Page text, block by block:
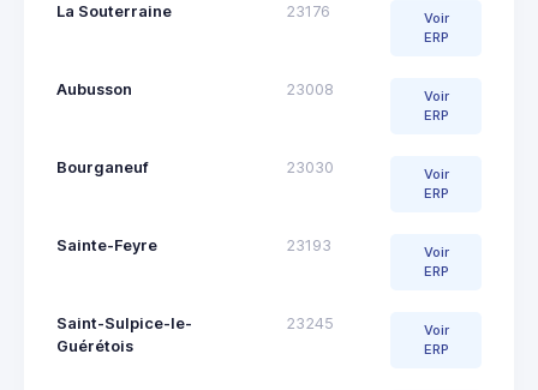
La Souterraine 23176
Voir
ERP
Aubusson 23008
Voir
ERP
Bourganeuf 23030
Voir
ERP
Sainte-Feyre 23193
Voir
ERP
Saint-Sulpice-le-
Guérétois
23245
Voir
ERP